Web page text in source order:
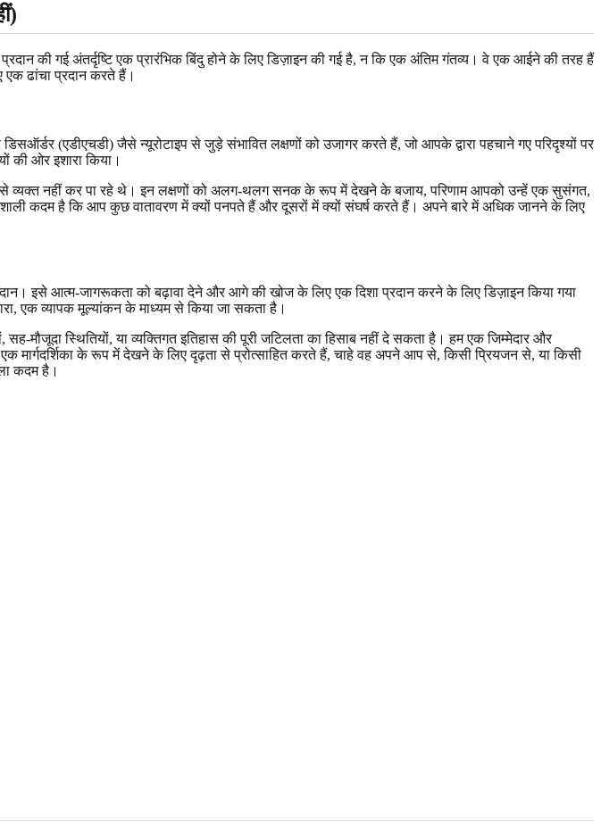
की गई अंतर्दृष्टि एक प्रारंभिक बिंदु होने के लिए डिज़ाइन की गई है, न कि एक अंतिम गंतव्य। वे एक आईने की तरह हैं
ढांचा प्रदान करते हैं।
(एडीएचडी) जैसे न्यूरोटाइप से जुड़े संभावित लक्षणों को उजागर करते हैं, जो आपके द्वारा पहचाने गए परिदृश्यों पर
की ओर इशारा किया।
व्यक्त नहीं कर पा रहे थे। इन लक्षणों को अलग-थलग सनक के रूप में देखने के बजाय, परिणाम आपको उन्हें एक सुसंगत,
कदम है कि आप कुछ वातावरण में क्यों पनपते हैं और दूसरों में क्यों संघर्ष करते हैं। अपने बारे में अधिक जानने के लिए
इसे आत्म-जागरूकता को बढ़ावा देने और आगे की खोज के लिए एक दिशा प्रदान करने के लिए डिज़ाइन किया गया
एक व्यापक मूल्यांकन के माध्यम से किया जा सकता है।
मौजूदा स्थितियों, या व्यक्तिगत इतिहास की पूरी जटिलता का हिसाब नहीं दे सकता है। हम एक जिम्मेदार और
मार्गदर्शिका के रूप में देखने के लिए दृढ़ता से प्रोत्साहित करते हैं, चाहे वह अपने आप से, किसी प्रियजन से, या किसी
कदम है।